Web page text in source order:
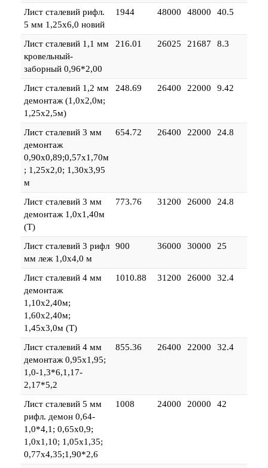
Лист сталевий рифл.
5 мм 1,25х6,0 новий
1944 48000 48000 40.5
Лист сталевий 1,1 мм
кровельный-
заборный 0,96*2,00
216.01 26025 21687 8.3
Лист сталевий 1,2 мм
демонтаж (1,0х2,0м;
1,25х2,5м)
248.69 26400 22000 9.42
Лист сталевий 3 мм
демонтаж
0,90х0,89;0,57х1,70м
; 1,25х2,0; 1,30х3,95
м
654.72 26400 22000 24.8
Лист сталевий 3 мм
демонтаж 1,0х1,40м
(Т)
773.76 31200 26000 24.8
Лист сталевий 3 рифл
мм леж 1,0х4,0 м
900 36000 30000 25
Лист сталевий 4 мм
демонтаж
1,10х2,40м;
1,60х2,40м;
1,45х3,0м (Т)
1010.88 31200 26000 32.4
Лист сталевий 4 мм
демонтаж 0,95х1,95;
1,0-1,3*6,1,17-
2,17*5,2
855.36 26400 22000 32.4
Лист сталевий 5 мм
рифл. демон 0,64-
1,0*4,1; 0,65х0,9;
1,0х1,10; 1,05х1,35;
0,77х4,35;1,90*2,6
1008 24000 20000 42